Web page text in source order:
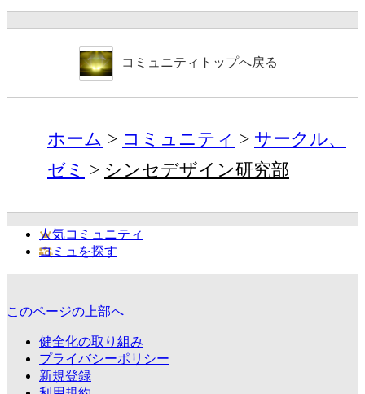
コミュニティトップへ戻る
ホーム コミュニティ
サークル、
ゼミ
シンセデザイン研究部
人気コミュニティ
コミュを探す
このページの上部へ
健全化の取り組み
プライバシーポリシー
新規登録